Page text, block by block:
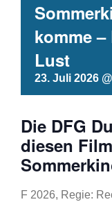
komme
Lust
23. Juli 2026
Die DFG
diesen
F 2026, Regie: